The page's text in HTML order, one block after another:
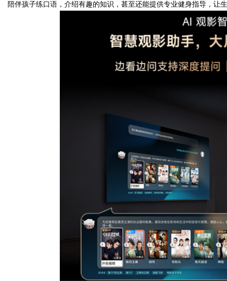
陪伴孩子练口语，介绍有趣的知识，甚至还能提供专业健身指导，让